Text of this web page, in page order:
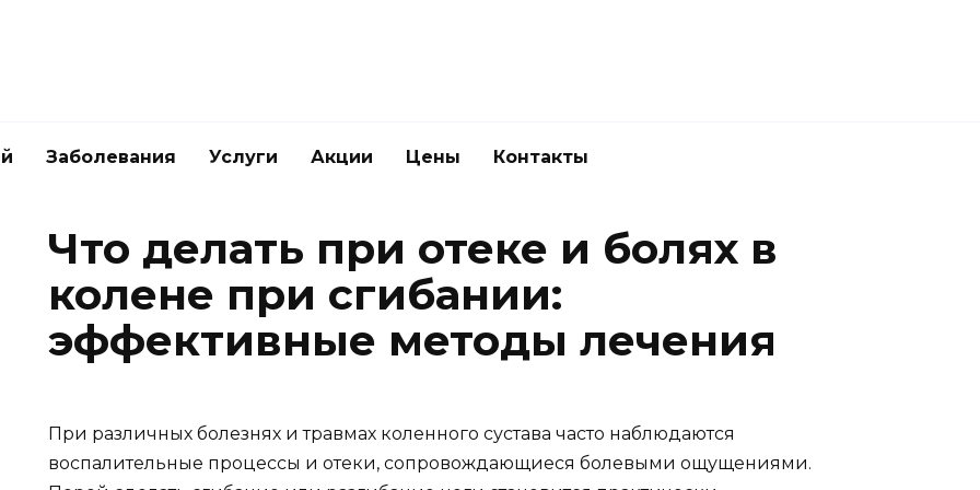
Заболевания Услуги Акции Цены Контакты
Что делать при отеке и болях в
колене при сгибании:
эффективные методы лечения
При различных болезнях и травмах коленного сустава часто наблюдаются
воспалительные процессы и отеки, сопровождающиеся болевыми ощущениями.